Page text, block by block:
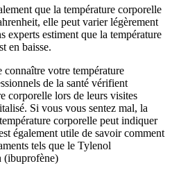
que la température corporelle
elle peut varier légèrement
experts estiment que la température
en baisse.
connaître votre température
de la santé vérifient
corporelle lors de leurs visites
Si vous vous sentez mal, la
corporelle peut indiquer
également utile de savoir comment
tels que le Tylenol
(ibuprofène)